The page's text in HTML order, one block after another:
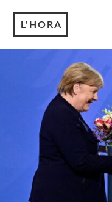
L'HORA